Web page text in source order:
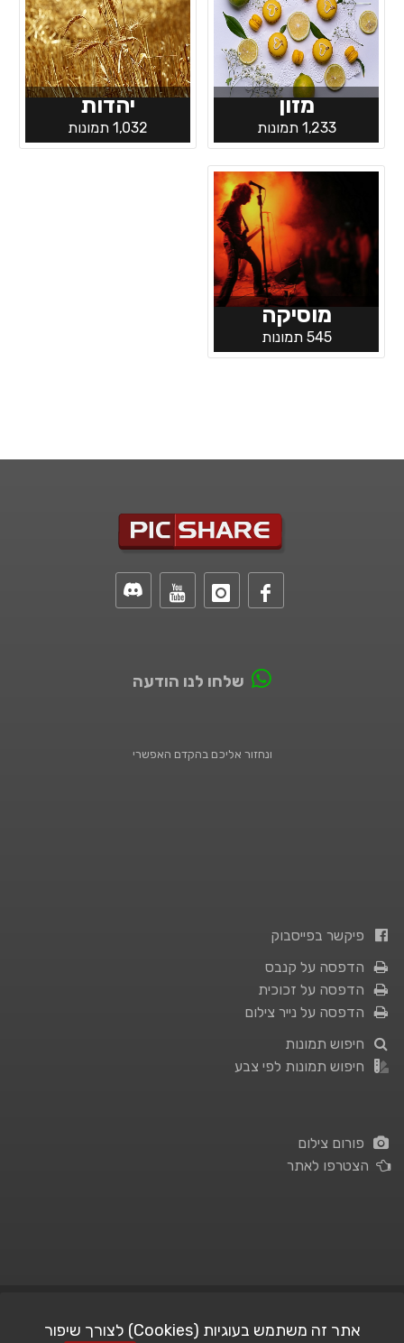
מזון
1,233 תמונות
יהדות
1,032 תמונות
מוסיקה
545 תמונות
שלחו לנו הודעה
ונחזור אליכם בהקדם האפשרי
פיקשר בפייסבוק
הדפסה על קנבס
הדפסה על זכוכית
הדפסה על נייר צילום
חיפוש תמונות
חיפוש תמונות לפי צבע
פורום צילום
הצטרפו לאתר
אתר זה משתמש בעוגיות (Cookies) לצורך שיפור